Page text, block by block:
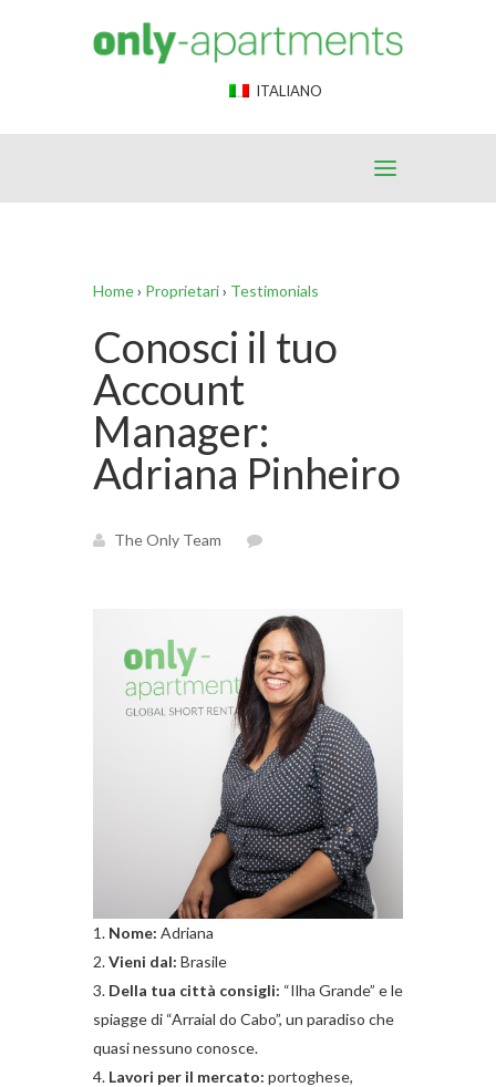
ITALIANO
Home› Proprietari› Testimonials
Conosci il tuo
Account
Manager:
Adriana Pinheiro
The Only Team
Nome: Adriana
Vieni dal: Brasile
Della tua città consigli: “Ilha Grande” e le
spiagge di “Arraial do Cabo”, un paradiso che
quasi nessuno conosce.
Lavori per il mercato: portoghese,